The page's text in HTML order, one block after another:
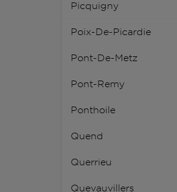
Picquigny
Poix-De-Picardie
Pont-De-Metz
Pont-Remy
Ponthoile
Quend
Querrieu
Quevauvillers